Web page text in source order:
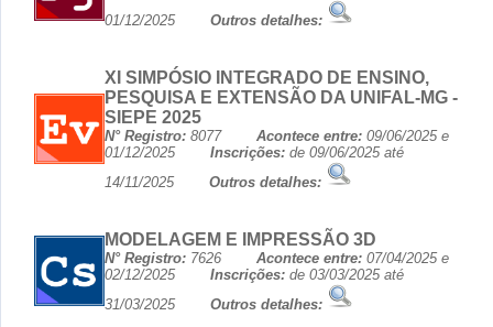
01/12/2025 Outros detalhes:
XI SIMPÓSIO INTEGRADO DE ENSINO,
PESQUISA E EXTENSÃO DA UNIFAL-MG -
SIEPE 2025
N° Registro: 8077 Acontece entre: 09/06/2025 e
01/12/2025 Inscrições: de 09/06/2025 até
14/11/2025 Outros detalhes:
MODELAGEM E IMPRESSÃO 3D
N° Registro: 7626 Acontece entre: 07/04/2025 e
02/12/2025 Inscrições: de 03/03/2025 até
31/03/2025 Outros detalhes: